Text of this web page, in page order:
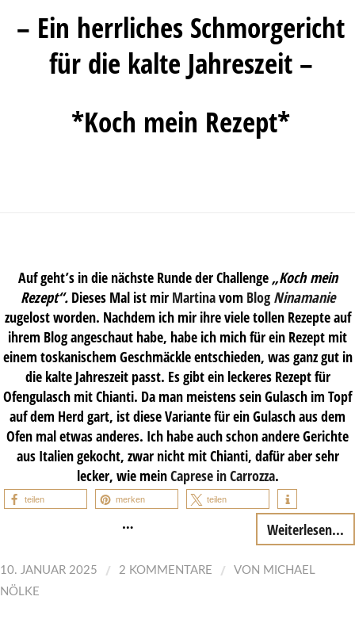
– Ein herrliches Schmorgericht
für die kalte Jahreszeit –
*Koch mein Rezept*
Auf geht’s in die nächste Runde der Challenge „Koch mein
Rezept“.Dieses Mal ist mir Martinavom Blog Ninamanie
zugelost worden. Nachdem ich mir ihre viele tollen Rezepte auf
ihrem Blog angeschaut habe, habe ich mich für ein Rezept mit
einem toskanischem Geschmäckle entschieden, was ganz gut in
die kalte Jahreszeit passt. Es gibt ein leckeres Rezept für
Ofengulasch mit Chianti. Da man meistens sein Gulasch im Topf
auf dem Herd gart, ist diese Variante für ein Gulasch aus dem
Ofen mal etwas anderes. Ich habe auch schon andere Gerichte
aus Italien gekocht, zwar nicht mit Chianti, dafür aber sehr
lecker, wie meinCaprese in Carrozza.
teilen merken teilen
… Weiterlesen...
10. JANUAR 2025 / 2 KOMMENTARE / VON MICHAEL
NÖLKE